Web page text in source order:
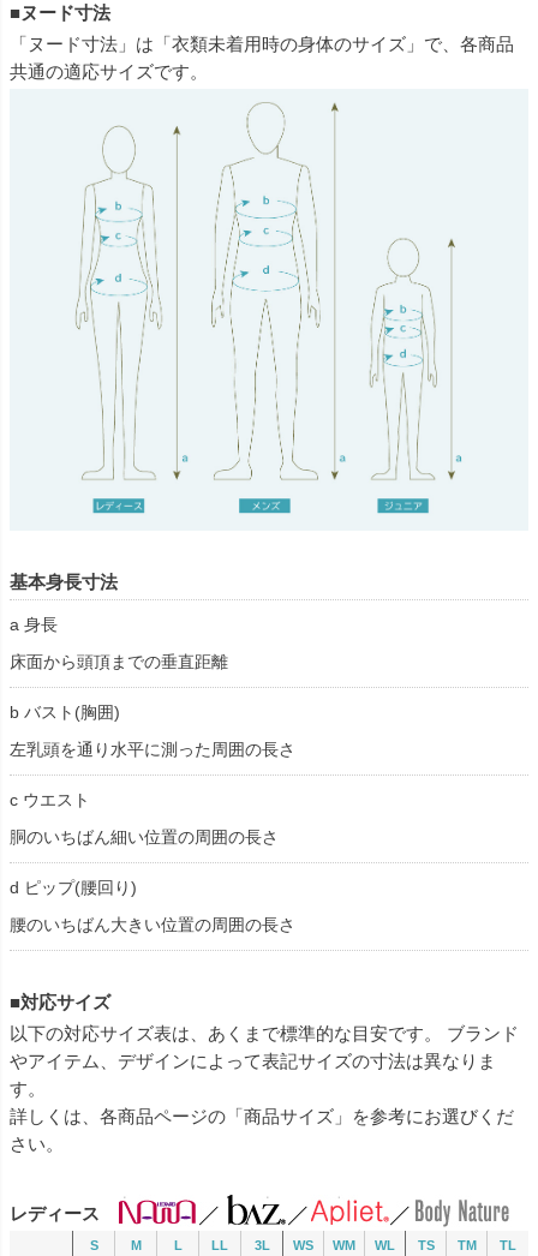
■ヌード寸法
「ヌード寸法」は「衣類未着用時の身体のサイズ」で、各商品
共通の適応サイズです。
基本身長寸法
a 身長
床面から頭頂までの垂直距離
b バスト(胸囲)
左乳頭を通り水平に測った周囲の長さ
c ウエスト
胴のいちばん細い位置の周囲の長さ
d ピップ(腰回り)
腰のいちばん大きい位置の周囲の長さ
■対応サイズ
以下の対応サイズ表は、あくまで標準的な目安です。 ブランド
やアイテム、デザインによって表記サイズの寸法は異なりま
す。
詳しくは、各商品ページの「商品サイズ」を参考にお選びくだ
さい。
レディース
S M L LL 3L WS WM WL TS TM TL